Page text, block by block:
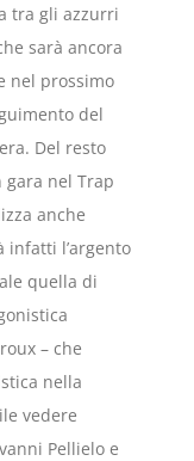
tra gli azzurri
sarà ancora
nel prossimo
del
Del resto
nel Trap
anche
infatti l’argento
quella di
– che
nella
vedere
Pellielo e